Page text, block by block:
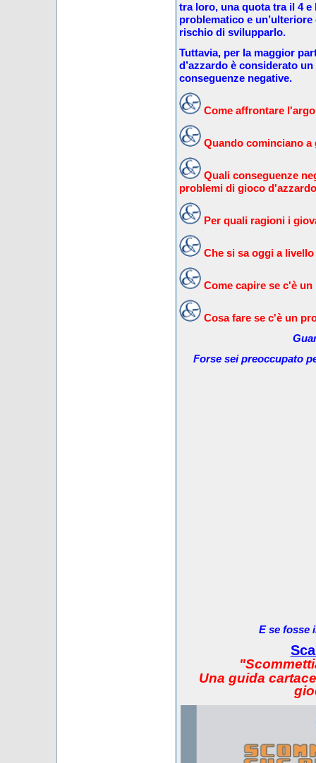
tra loro, una quota tra il 4 e
problematico e
rischio di svilupparlo.
Tuttavia, per la maggior
d’azzardo è considerato
conseguenze negative.
Come affrontare
Quando cominciano a
Quali conseguenze
problemi di gioco
Per quali ragioni i
Che si sa oggi a
Come capire se c'è
Cosa fare se c'è un
Forse sei preoccupato
E se fosse
Una guida